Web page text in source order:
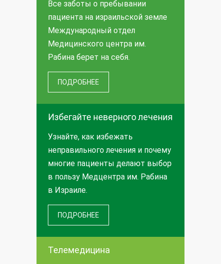
Все заботы о пребывании
пациента на израильской земле
Международный отдел
Медицинского центра им.
Рабина берет на себя.
ПОДРОБНЕЕ
Избегайте неверного лечения
Узнайте, как избежать
неправильного лечения и почему
многие пациенты делают выбор
в пользу Медцентра им. Рабина
в Израиле.
ПОДРОБНЕЕ
Телемедицина